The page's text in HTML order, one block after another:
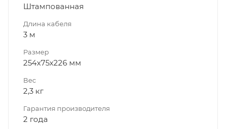
Штампованная
Длина кабеля
3 м
Размер
254x75x226 мм
Вес
2,3 кг
Гарантия производителя
2 года